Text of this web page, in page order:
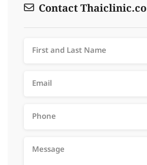
Contact Thaiclinic.co